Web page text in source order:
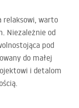
relaksowi, warto
Niezależnie od
pod
do małej
i detalom